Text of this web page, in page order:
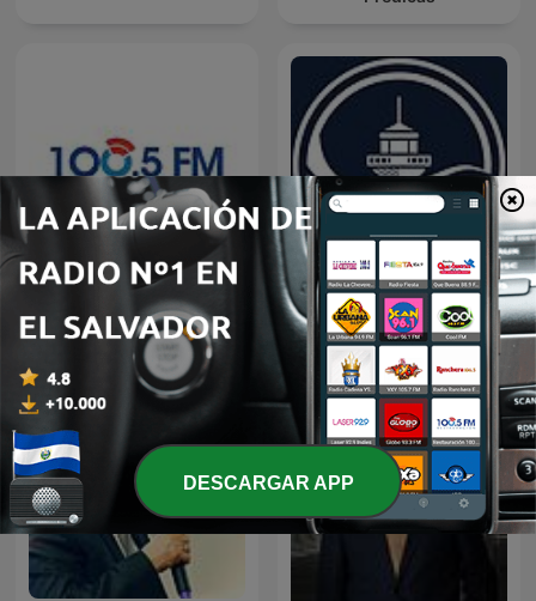
Restauracion Predicaciones Cristianas
DESCARGAR APP